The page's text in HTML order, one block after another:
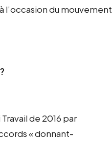
l’occasion du mouvement
de 2016 par
« donnant-